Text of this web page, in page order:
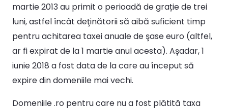
martie 2013 au primit o perioadă de grație de trei
luni, astfel încât deţinătorii să aibă suficient timp
pentru achitarea taxei anuale de şase euro (altfel,
ar fi expirat de la 1 martie anul acesta). Așadar, 1
iunie 2018 a fost data de la care au început să
expire din domeniile mai vechi.
Domeniile .ro pentru care nu a fost plătită taxa